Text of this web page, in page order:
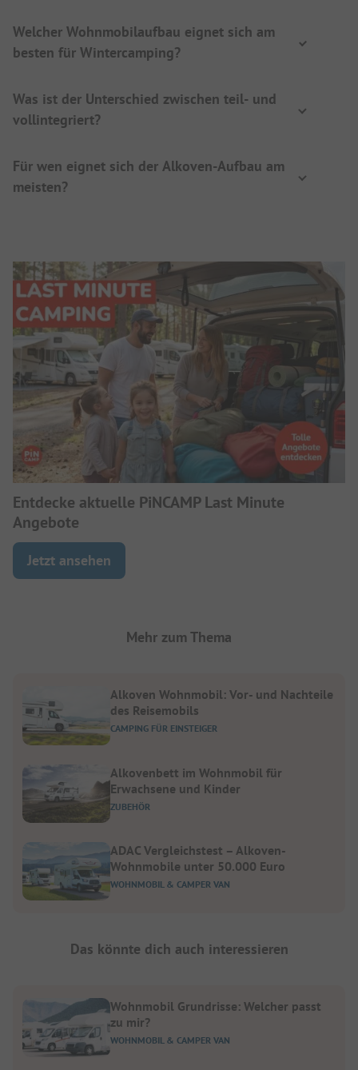
Welcher Wohnmobilaufbau eignet sich am
besten für Wintercamping?
Was ist der Unterschied zwischen teil- und
vollintegriert?
Für wen eignet sich der Alkoven-Aufbau am
meisten?
Entdecke aktuelle PiNCAMP Last Minute
Angebote
Jetzt ansehen
Mehr zum Thema
CAMPING FÜR EINSTEIGER
Alkoven Wohnmobil: Vor- und Nachteile
des Reisemobils
ZUBEHÖR
Alkovenbett im Wohnmobil für
Erwachsene und Kinder
WOHNMOBIL & CAMPER VAN
ADAC Vergleichstest – Alkoven-
Wohnmobile unter 50.000 Euro
Das könnte dich auch interessieren
WOHNMOBIL & CAMPER VAN
Wohnmobil Grundrisse: Welcher passt
zu mir?